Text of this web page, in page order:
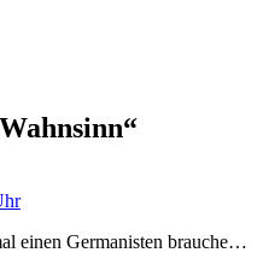
“
einen Germanisten brauche…